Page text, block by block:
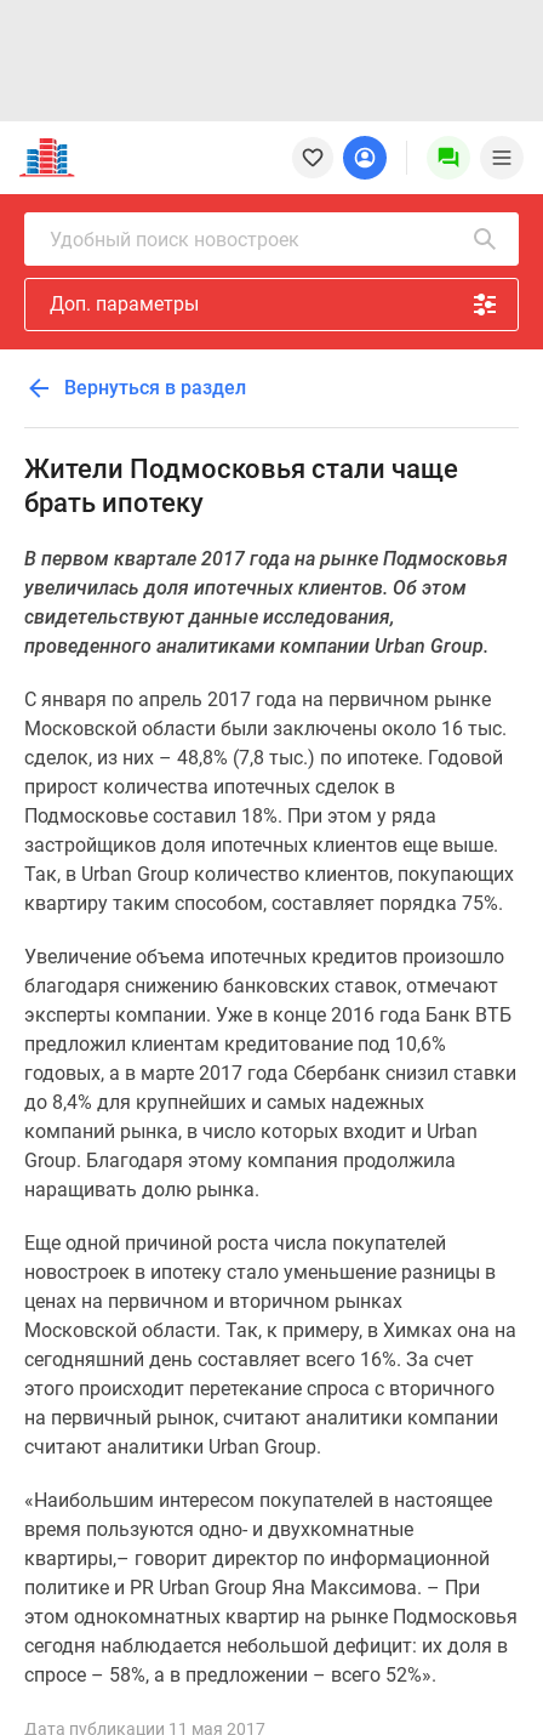
Новостройки
Квартиры
Ипотека
Новостройки
Москвы
Новостройки
Подмосковья
Новостройки
Москвы
Готовые
новостройки
Новостройки
Специальные
предложения
Коммерческие
помещения
Продавцы
Панорамы
новостроек
Видеообзор
новостроек
Экспертиза
новостроек
Экология
Москвы
Подмосковья
Студии
комнатные
комнатные
комнатные
Квартиры
карте
Ипотечный
калькулятор
Семейная
ипотека
ипотека
Банки
программы
Медиа
Новости
недвижимости
Удобный поиск новостроек
Доп. параметры
Вернуться в раздел
Жители Подмосковья стали чаще
брать ипотеку
В первом квартале 2017 года на рынке Подмосковья
увеличилась доля ипотечных клиентов. Об этом
свидетельствуют данные исследования,
проведенного аналитиками компании Urban Group.
C января по апрель 2017 года на первичном рынке
Московской области были заключены около 16 тыс.
сделок, из них – 48,8% (7,8 тыс.) по ипотеке. Годовой
прирост количества ипотечных сделок в
Подмосковье составил 18%. При этом у ряда
застройщиков доля ипотечных клиентов еще выше.
Так, в Urban Group количество клиентов, покупающих
квартиру таким способом, составляет порядка 75%.
Увеличение объема ипотечных кредитов произошло
благодаря снижению банковских ставок, отмечают
эксперты компании. Уже в конце 2016 года Банк ВТБ
предложил клиентам кредитование под 10,6%
годовых, а в марте 2017 года Сбербанк снизил ставки
до 8,4% для крупнейших и самых надежных
компаний рынка, в число которых входит и Urban
Group. Благодаря этому компания продолжила
наращивать долю рынка.
Еще одной причиной роста числа покупателей
новостроек в ипотеку стало уменьшение разницы в
ценах на первичном и вторичном рынках
Московской области. Так, к примеру, в Химках она на
сегодняшний день составляет всего 16%. За счет
этого происходит перетекание спроса с вторичного
на первичный рынок, считают аналитики компании
считают аналитики Urban Group.
«Наибольшим интересом покупателей в настоящее
время пользуются одно- и двухкомнатные
квартиры,– говорит директор по информационной
политике и PR Urban Group Яна Максимова. – При
этом однокомнатных квартир на рынке Подмосковья
сегодня наблюдается небольшой дефицит: их доля в
спросе – 58%, а в предложении – всего 52%».
Дата публикации 11 мая 2017